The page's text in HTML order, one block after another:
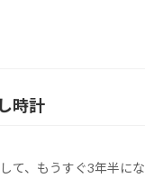
時計
て、もうすぐ3年半に